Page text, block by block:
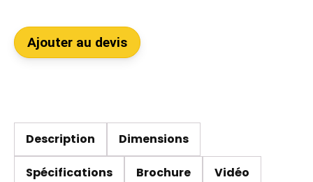
Ajouter au devis
Description Dimensions
Spécifications Brochure Vidéo